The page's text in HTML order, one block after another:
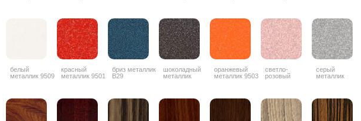
белый
металлик 9509
красный
металлик 9501
бриз металлик
B29
шоколадный
металлик
оранжевый
металлик 9503
светло-
розовый
серый
металлик